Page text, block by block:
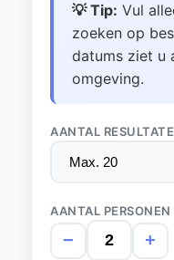
💡 Tip: Vul
zoeken op
datums ziet u
omgeving.
AANTAL
AANTAL PERSONEN
− +